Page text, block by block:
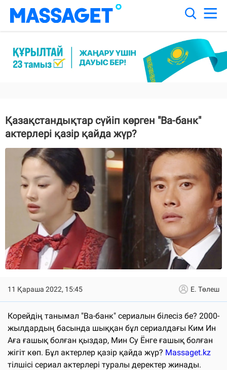
Қазақстандықтар сүйіп көрген "Ва-банк"
актерлері қазір қайда жүр?
11 Қараша 2022, 15:45 Е. Төлеш
Корейдің танымал "Ва-банк" сериалын білесіз бе? 2000-
жылдардың басында шыққан бұл сериалдағы Ким Ин
Аға ғашық болған қыздар, Мин Су Ёнге ғашық болған
жігіт көп. Бұл актерлер қазір қайда жүр? Massaget.kz
тілшісі сериал актерлері туралы деректер жинады.